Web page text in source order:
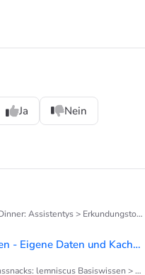
Ja Nein
> Erkundungstour - die ersten Schritte
Einstellungen für lemniscus festlegen - Eigene Daten und Kachel Orga-Daten
Basiswissen > Finetuning deines lemniscus